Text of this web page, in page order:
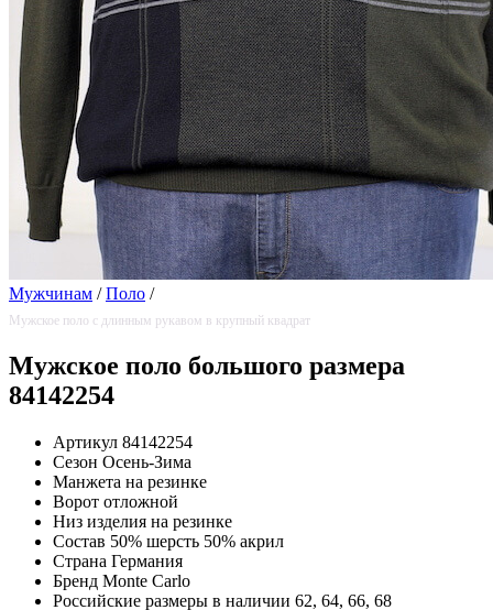
Мужчинам / Поло /
Мужское поло с длинным рукавом в крупный квадрат
Мужское поло большого размера
84142254
Артикул 84142254
Сезон Осень-Зима
Манжета на резинке
Ворот отложной
Низ изделия на резинке
Состав 50% шерсть 50% акрил
Страна Германия
Бренд Monte Carlo
Российские размеры в наличии 62, 64, 66, 68